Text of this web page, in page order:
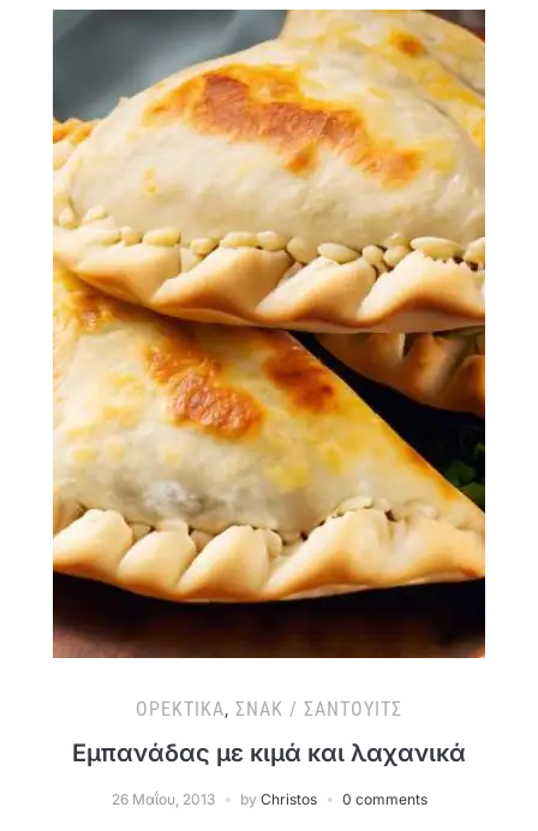
ΟΡΕΚΤΙΚΆ, ΣΝΑΚ / ΣΆΝΤΟΥΙΤΣ
Εμπανάδας με κιμά και λαχανικά
26 Μαΐου, 2013 by Christos 0 comments